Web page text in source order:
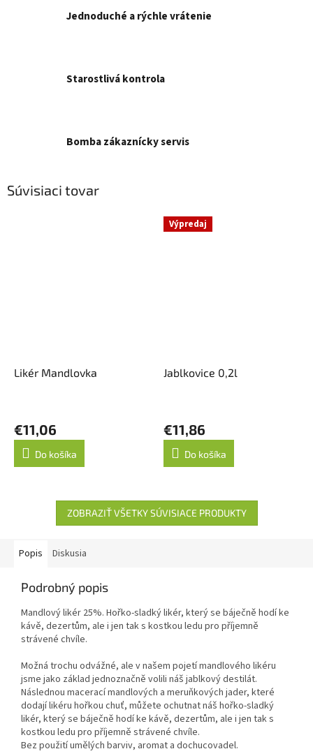
Jednoduché a rýchle vrátenie
Starostlivá kontrola
Bomba zákaznícky servis
Súvisiaci tovar
Likér Mandlovka
€11,06
Do košíka
Výpredaj
Jablkovice 0,2l
€11,86
Do košíka
ZOBRAZIŤ VŠETKY SÚVISIACE PRODUKTY
Popis Diskusia
Podrobný popis
Mandlový likér 25%. Hořko-sladký likér, který se báječně hodí ke
kávě, dezertům, ale i jen tak s kostkou ledu pro příjemně
strávené chvíle.
Možná trochu odvážné, ale v našem pojetí mandlového likéru
jsme jako základ jednoznačně volili náš jablkový destilát.
Následnou macerací mandlových a meruňkových jader, které
dodají likéru hořkou chuť, můžete ochutnat náš hořko-sladký
likér, který se báječně hodí ke kávě, dezertům, ale i jen tak s
kostkou ledu pro příjemně strávené chvíle.
Bez použití umělých barviv, aromat a dochucovadel.